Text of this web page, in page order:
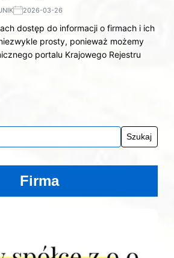
2026-03-26
dostęp do informacji o firmach i ich
prosty, ponieważ możemy
portalu Krajowego Rejestru
Firma